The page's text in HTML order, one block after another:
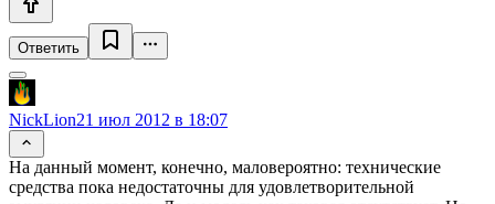
Ответить
NickLion21 июл 2012 в 18:07
На данный момент, конечно, маловероятно: технические
средства пока недостаточны для удовлетворительной